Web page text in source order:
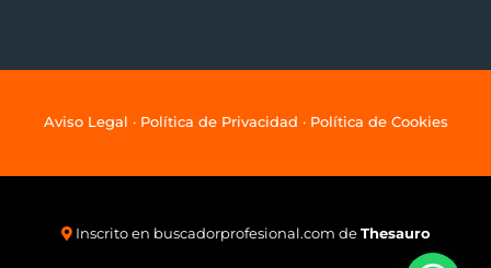
o
k
e
d
n
g
a
Aviso Legal · Política de Privacidad · Política de Cookies
Inscrito en buscadorprofesional.com deThesauro